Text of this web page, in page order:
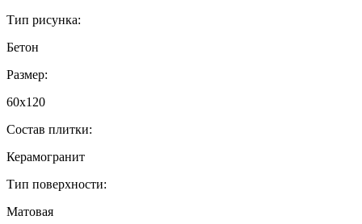
Тип рисунка:
Бетон
Размер:
60x120
Состав плитки:
Керамогранит
Тип поверхности:
Матовая